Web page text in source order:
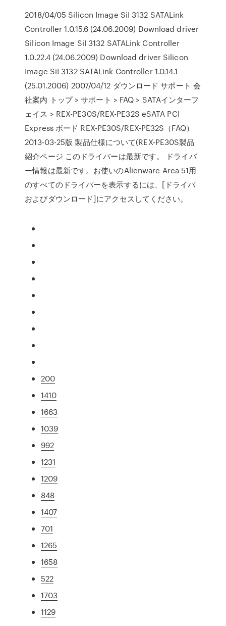
2018/04/05 Silicon Image SiI 3132 SATALink
Controller 1.0.15.6 (24.06.2009) Download driver
Silicon Image SiI 3132 SATALink Controller
1.0.22.4 (24.06.2009) Download driver Silicon
Image SiI 3132 SATALink Controller 1.0.14.1
(25.01.2006) 2007/04/12 ダウンロード サポート 会
社案内 トップ > サポート > FAQ > SATAインターフ
ェイス > REX-PE30S/REX-PE32S eSATA PCI
Express ボード REX-PE30S/REX-PE32S（FAQ）
2013-03-25版 製品仕様について(REX-PE30S製品
紹介ページ このドライバーは最新です。 ドライバ
ー情報は最新です。お使いのAlienware Area 51用
のすべてのドライバーを表示するには、[ドライバ
およびダウンロード]にアクセスしてください。
200
1410
1663
1039
992
1231
1209
848
1407
701
1265
1658
522
1703
1129